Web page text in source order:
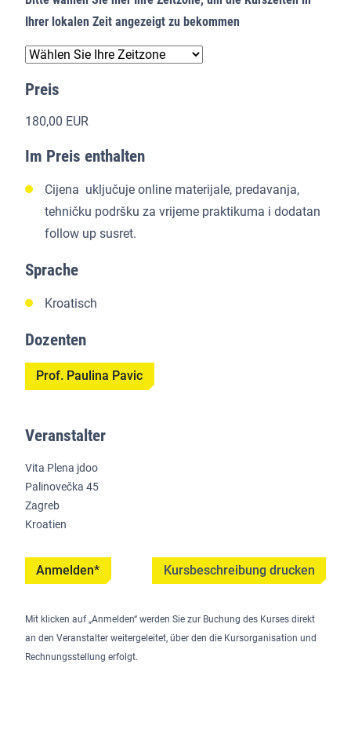
Ihrer lokalen Zeit angezeigt zu bekommen
Preis
180,00 EUR
Im Preis enthalten
Cijena uključuje online materijale, predavanja,
tehničku podršku za vrijeme praktikuma i dodatan
follow up susret.
Sprache
Kroatisch
Dozenten
Prof. Paulina Pavic
Veranstalter
Vita Plena jdoo
Palinovečka 45
Zagreb
Kroatien
Anmelden* Kursbeschreibung drucken
Mit klicken auf „Anmelden“ werden Sie zur Buchung des Kurses direkt
an den Veranstalter weitergeleitet, über den die Kursorganisation und
Rechnungsstellung erfolgt.